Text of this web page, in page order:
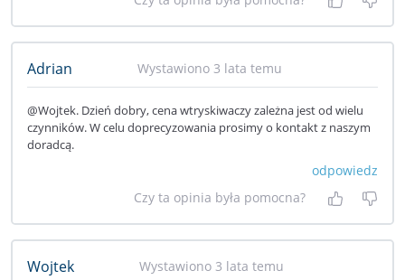
Adrian Wystawiono 3 lata temu
@Wojtek. Dzień dobry, cena wtryskiwaczy zależna jest od wielu
czynników. W celu doprecyzowania prosimy o kontakt z naszym
doradcą.
odpowiedz
Czy ta opinia była pomocna?
Tak, była
Nie
Wojtek Wystawiono 3 lata temu